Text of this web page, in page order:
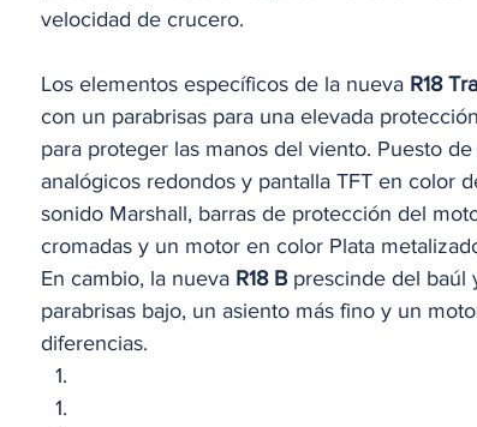
velocidad de crucero.
Los elementos específicos de la nueva R18
con un parabrisas para una elevada
para proteger las manos del viento. Puesto
analógicos redondos y pantalla TFT en color
sonido Marshall, barras de protección del
cromadas y un motor en color Plata
En cambio, la nueva R18 B prescinde del baúl
parabrisas bajo, un asiento más fino y un
diferencias.